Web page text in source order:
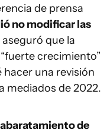
de prensa
no modificar las
aseguró que la
crecimiento”
una revisión
mediados de 2022.
de